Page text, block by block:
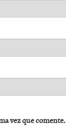
vez que comente.